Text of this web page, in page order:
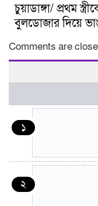
চুয়াডাঙ্গা/ প্রথম
বুলডোজার দিয়ে
Comments are
১
২